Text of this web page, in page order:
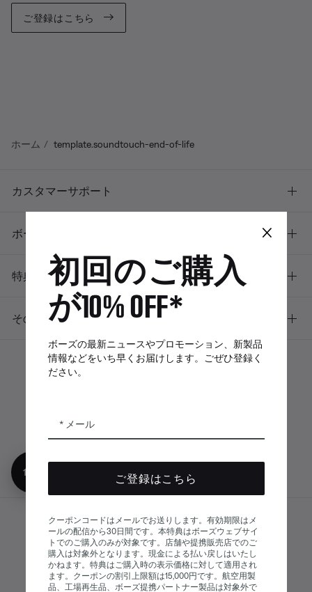
ご登録はこちら
ホーム template.soundtouch-end-of-life
カスタマーサポート
ボーズについて
特典
その他のリンク
© Bose Corporation 2026 サイトマップ
法的事項 プライバシーポリシー
アクセシビリティ
×
初回のご購入
が10% OFF*
ボーズの最新ニュースやプロモーション、新製品
情報などをいち早くお届けします。ごぜひ登録く
ださい。
メール
ご登録はこちら
クーポンコードはメールでお送りします。有効期限はメ
ールの配信から30日間です。本特典はボーズウェブサイ
トでのご購入のみが対象です。店舗や提携販売店でのご
購入は対象外となります。現金による払い戻しはいたし
かねます。特典はご購入時の表示価格に対して適用され
ます。クーポンの割引上限額は15,000円です。航空用製
品、工場再生品、ボーズ提携パートナー製品は対象外で
10%オフ